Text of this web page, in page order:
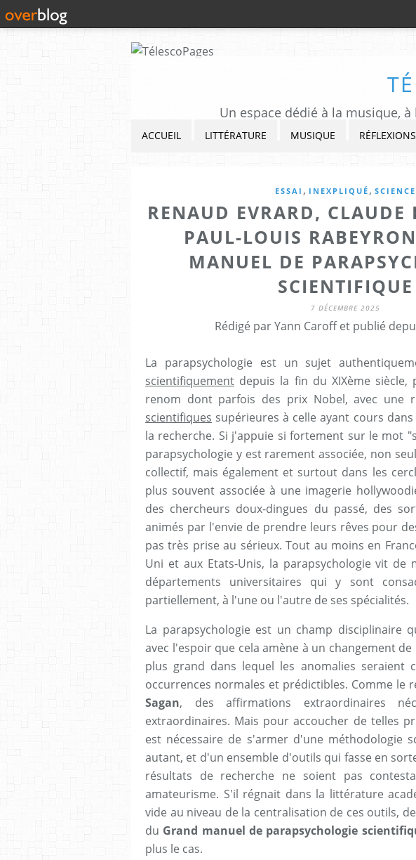
Un espace dédié à la musique,
ACCUEIL LITTÉRATURE MUSIQUE RÉFLEXIONS
ESSAI , INEXPLIQUÉ , SCIENCE
RENAUD EVRARD, CLAUDE
PAUL-LOUIS
MANUEL DE
SCIENTIFIQUE
7 DÉCEMBRE 2025
Rédigé par Yann Caroff et publié
La parapsychologie est un sujet
scientifiquement depuis la fin du XIXème siècle,
renom dont parfois des prix Nobel, avec une
scientifiques supérieures à celle ayant cours
la recherche. Si j'appuie si fortement sur le mot
parapsychologie y est rarement associée, non
collectif, mais également et surtout dans les
plus souvent associée à une imagerie
des chercheurs doux-dingues du passé, des
animés par l'envie de prendre leurs rêves pour
pas très prise au sérieux. Tout au moins en
Uni et aux Etats-Unis, la parapsychologie vit de
départements universitaires qui y sont
partiellement, à l'une ou l'autre de ses spécialités.
La parapsychologie est un champ disciplinaire
avec l'espoir que cela amène à un changement
plus grand dans lequel les anomalies seraient
occurrences normales et prédictibles. Comme le
Sagan, des affirmations extraordinaires
extraordinaires. Mais pour accoucher de telles
est nécessaire de s'armer d'une méthodologie
autant, et d'un ensemble d'outils qui fasse en
résultats de recherche ne soient pas
amateurisme. S'il régnait dans la littérature
vide au niveau de la centralisation de ces outils,
du Grand manuel de parapsychologie
plus le cas.